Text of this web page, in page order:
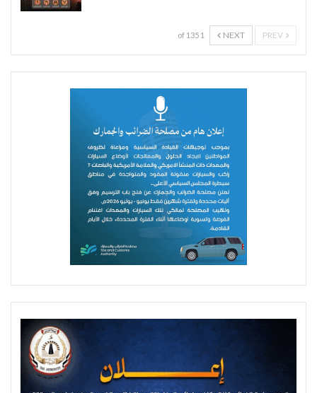
NEXT
1 of 135